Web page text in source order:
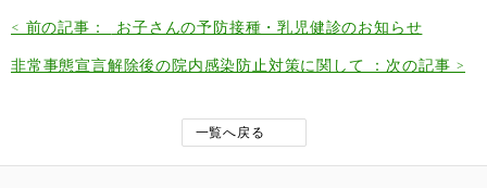
< 前の記事： お子さんの予防接種・乳児健診のお知らせ
非常事態宣言解除後の院内感染防止対策に関して ：次の記事 >
一覧へ戻る